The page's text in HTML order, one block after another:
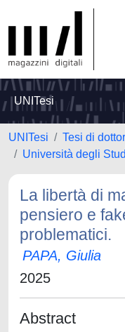
UNITesi
UNITesi
Tesi di
Università degli
La libertà di
pensiero e
problematici.
PAPA, Giulia
2025
Abstract